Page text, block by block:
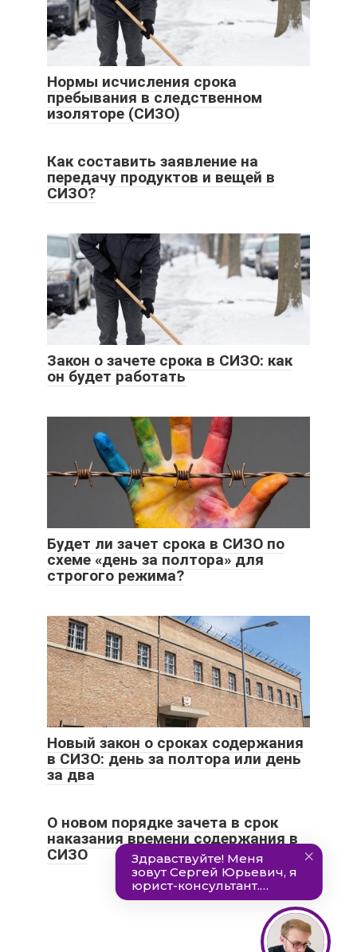
Нормы исчисления срока
пребывания в следственном
изоляторе (СИЗО)
Как составить заявление на
передачу продуктов и вещей в
СИЗО?
Закон о зачете срока в СИЗО: как
он будет работать
Будет ли зачет срока в СИЗО по
схеме «день за полтора» для
строгого режима?
Новый закон о сроках содержания
в СИЗО: день за полтора или день
за два
О новом порядке зачета в срок
наказания времени содержания в
СИЗО